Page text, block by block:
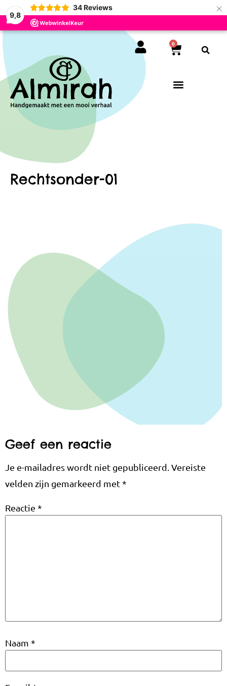
9,8
34 Reviews ×
0
Rechtsonder-01
Geef een reactie
Je e-mailadres wordt niet gepubliceerd. Vereiste
velden zijn gemarkeerd met*
Reactie *
Naam *